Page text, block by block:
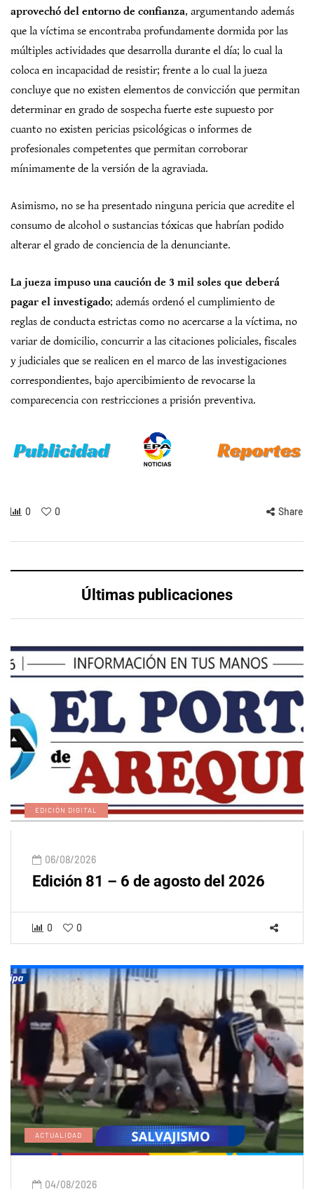
aprovechó del entorno de confianza, argumentando además
que la víctima se encontraba profundamente dormida por las
múltiples actividades que desarrolla durante el día; lo cual la
coloca en incapacidad de resistir; frente a lo cual la jueza
concluye que no existen elementos de convicción que permitan
determinar en grado de sospecha fuerte este supuesto por
cuanto no existen pericias psicológicas o informes de
profesionales competentes que permitan corroborar
mínimamente de la versión de la agraviada.
Asimismo, no se ha presentado ninguna pericia que acredite el
consumo de alcohol o sustancias tóxicas que habrían podido
alterar el grado de conciencia de la denunciante.
La jueza impuso una caución de 3 mil soles que deberá
pagar el investigado; además ordenó el cumplimiento de
reglas de conducta estrictas como no acercarse a la víctima, no
variar de domicilio, concurrir a las citaciones policiales, fiscales
y judiciales que se realicen en el marco de las investigaciones
correspondientes, bajo apercibimiento de revocarse la
comparecencia con restricciones a prisión preventiva.
0 0 Share
Últimas publicaciones
EDICIÓN DIGITAL
06/08/2026
Edición 81 – 6 de agosto del 2026
0 0
ACTUALIDAD
04/08/2026